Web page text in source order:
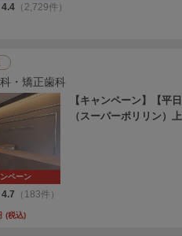
4.4 （2,729件）
・矯正歯科
ペーン
【キャンペーン】【平
（スーパーポリリン）
4.7 （183件）
(税込)